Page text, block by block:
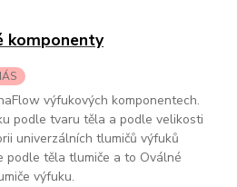
komponenty
výfukových komponentech.
podle tvaru těla a podle velikosti
univerzálních tlumičů výfuků
podle těla tlumiče a to Oválné
výfuku.